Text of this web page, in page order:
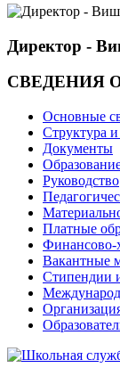
Директор -
СВЕДЕНИЯ
Основные
Структура
Документы
Руководство
Платные
Финансово-
Вакантные
Стипендии